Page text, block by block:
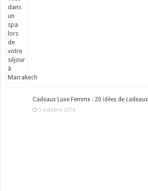
Cadeaux Luxe Femme : 20 idées de
5 octobre 2016